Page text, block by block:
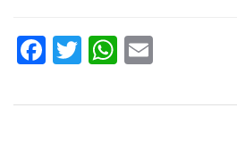
Facebook
TwitterWhatsApp